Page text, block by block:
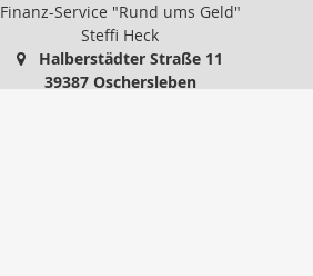
Finanz-Service "Rund ums Geld"
Steffi Heck
Halberstädter Straße 11
39387 Oschersleben